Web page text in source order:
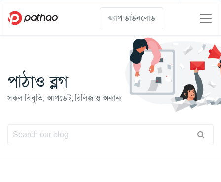
অ্যাপ ডাউনলোড
পাঠাও ব্লগ
সকল বিবৃতি, আপডেট, রিলিজ ও অন্যান্য